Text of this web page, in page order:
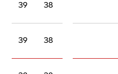
38
39
38
39